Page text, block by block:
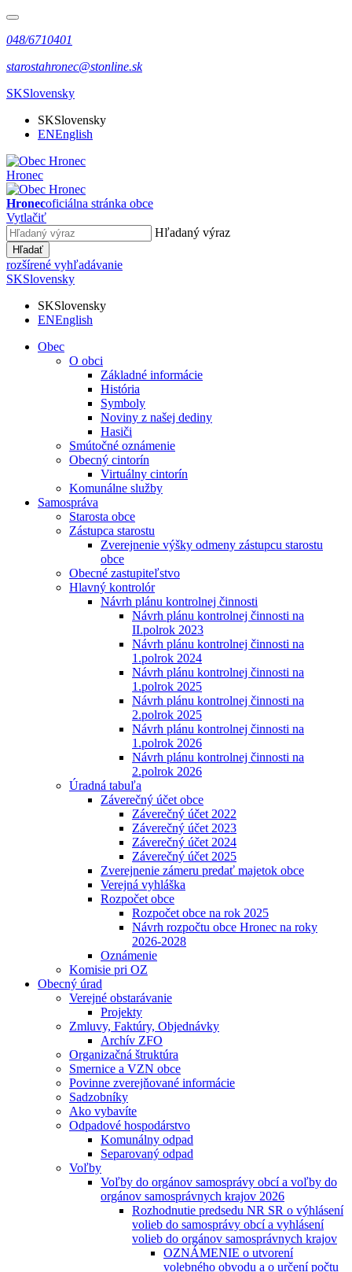
048/6710401
starostahronec@stonline.sk
SKSlovensky
SKSlovensky
ENEnglish
Hronec
Hronecoficiálna stránka obce
Vytlačiť
Hľadaný výraz
Hľadať
rozšírené vyhľadávanie
SKSlovensky
SKSlovensky
ENEnglish
Obec
O obci
Základné informácie
História
Symboly
Noviny z našej dediny
Hasiči
Smútočné oznámenie
Obecný cintorín
Virtuálny cintorín
Komunálne služby
Samospráva
Starosta obce
Zástupca starostu
Zverejnenie výšky odmeny zástupcu starostu
obce
Obecné zastupiteľstvo
Hlavný kontrolór
Návrh plánu kontrolnej činnosti
Návrh plánu kontrolnej činnosti na
II.polrok 2023
Návrh plánu kontrolnej činnosti na
1.polrok 2024
Návrh plánu kontrolnej činnosti na
1.polrok 2025
Návrh plánu kontrolnej činnosti na
2.polrok 2025
Návrh plánu kontrolnej činnosti na
1.polrok 2026
Návrh plánu kontrolnej činnosti na
2.polrok 2026
Úradná tabuľa
Záverečný účet obce
Záverečný účet 2022
Záverečný účet 2023
Záverečný účet 2024
Záverečný účet 2025
Zverejnenie zámeru predať majetok obce
Verejná vyhláška
Rozpočet obce
Rozpočet obce na rok 2025
Návrh rozpočtu obce Hronec na roky
2026-2028
Oznámenie
Komisie pri OZ
Obecný úrad
Verejné obstarávanie
Projekty
Zmluvy, Faktúry, Objednávky
Archív ZFO
Organizačná štruktúra
Smernice a VZN obce
Povinne zverejňované informácie
Sadzobníky
Ako vybavíte
Odpadové hospodárstvo
Komunálny odpad
Separovaný odpad
Voľby
Voľby do orgánov samosprávy obcí a voľby do
orgánov samosprávnych krajov 2026
Rozhodnutie predsedu NR SR o výhlásení
volieb do samosprávy obcí a vyhlásení
volieb do orgánov samosprávnych krajov
OZNÁMENIE o utvorení
volebného obvodu a o určení počtu